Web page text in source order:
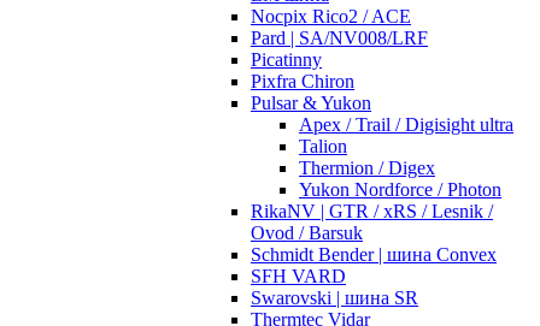
Nocpix Rico2 / ACE
Pard | SA/NV008/LRF
Picatinny
Pixfra Chiron
Pulsar & Yukon
Apex / Trail / Digisight ultra
Talion
Thermion / Digex
Yukon Nordforce / Photon
RikaNV | GTR / xRS / Lesnik /
Ovod / Barsuk
Schmidt Bender | шина Convex
SFH VARD
Swarovski | шина SR
Thermtec Vidar